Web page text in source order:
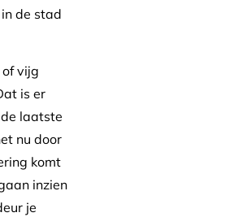
de stad
vijg
is er
laatste
nu door
komt
inzien
je